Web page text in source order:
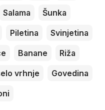
Salama
Šunka
Piletina
Svinjetina
Banane
Riža
vrhnje
Govedina